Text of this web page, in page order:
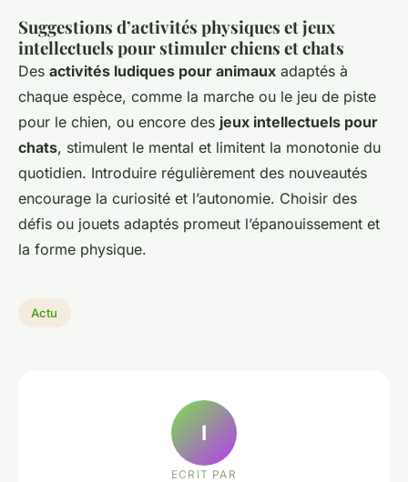
Suggestions d’activités physiques et jeux
intellectuels pour stimuler chiens et chats
Des activités ludiques pour animaux adaptés à
chaque espèce, comme la marche ou le jeu de piste
pour le chien, ou encore des jeux intellectuels pour
chats, stimulent le mental et limitent la monotonie du
quotidien. Introduire régulièrement des nouveautés
encourage la curiosité et l’autonomie. Choisir des
défis ou jouets adaptés promeut l’épanouissement et
la forme physique.
Actu
I
ECRIT PAR